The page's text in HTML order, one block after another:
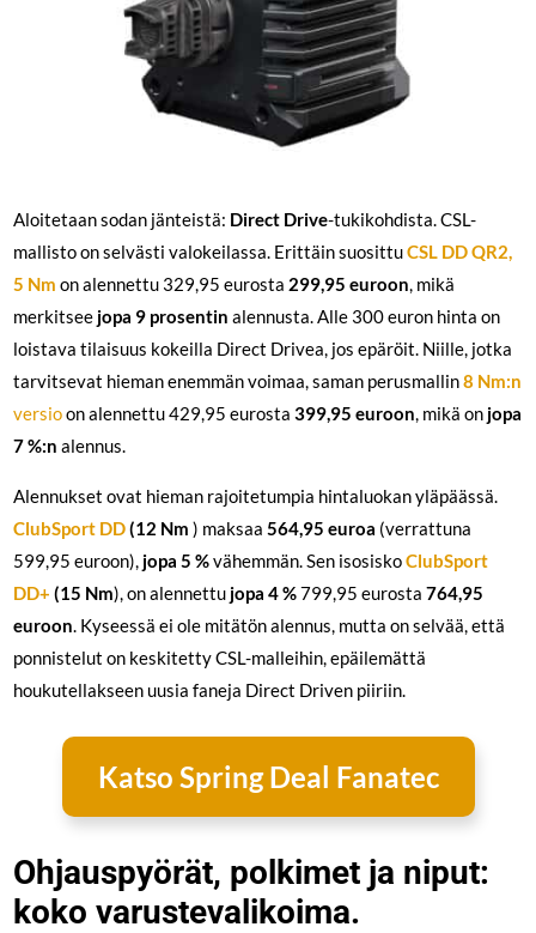
Aloitetaan sodan jänteistä: Direct Drive-tukikohdista. CSL-
mallisto on selvästi valokeilassa. Erittäin suosittuCSL DD QR2,
5 Nm on alennettu 329,95 eurosta 299,95 euroon, mikä
merkitsee jopa 9 prosentin alennusta. Alle 300 euron hinta on
loistava tilaisuus kokeilla Direct Drivea, jos epäröit. Niille, jotka
tarvitsevat hieman enemmän voimaa, saman perusmallin8 Nm:n
versioon alennettu 429,95 eurosta399,95 euroon, mikä on jopa
7 %:n alennus.
Alennukset ovat hieman rajoitetumpia hintaluokan yläpäässä.
ClubSport DD(12 Nm ) maksaa564,95 euroa (verrattuna
599,95 euroon), jopa 5 %vähemmän. Sen isosiskoClubSport
DD+ (15 Nm), on alennettu jopa 4 %799,95 eurosta764,95
euroon. Kyseessä ei ole mitätön alennus, mutta on selvää, että
ponnistelut on keskitetty CSL-malleihin, epäilemättä
houkutellakseen uusia faneja Direct Driven piiriin.
Katso Spring Deal Fanatec
Ohjauspyörät, polkimet ja niput:
koko varustevalikoima.